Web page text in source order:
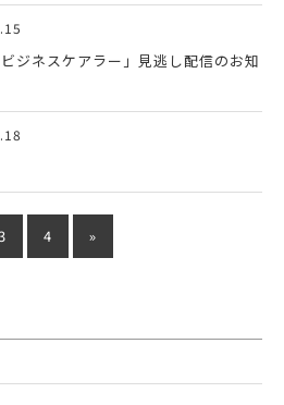
ジネスケアラー」見逃し配信のお知
4 »